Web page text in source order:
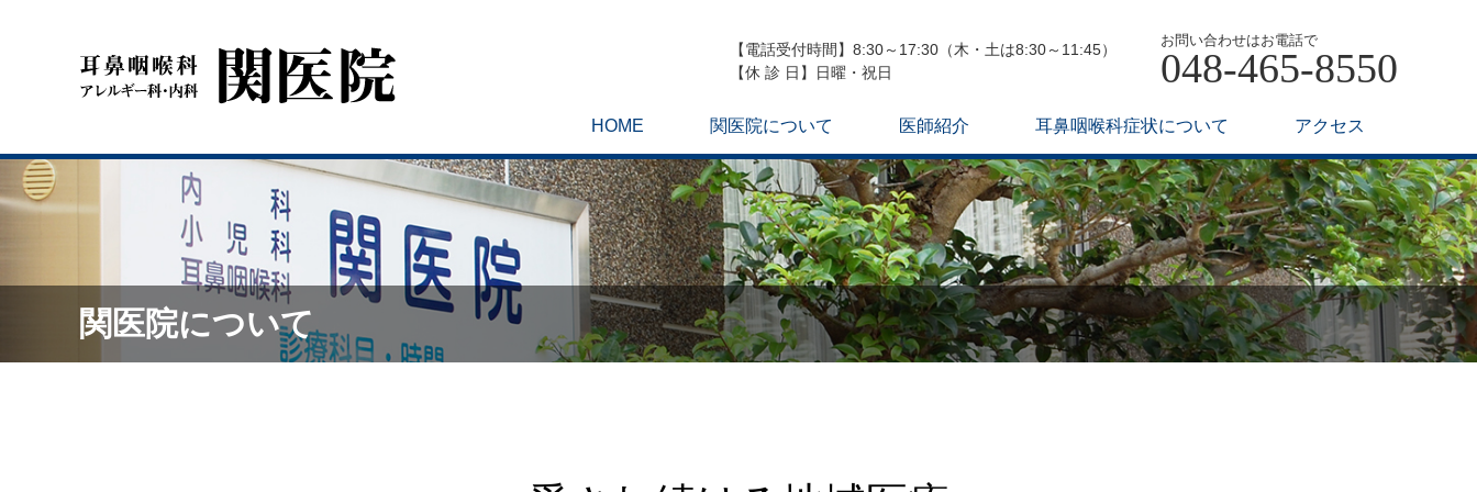
【電話受付時間】8:30～17:30（木・土は8:30～11:45）
【休 診 日】日曜・祝日
お問い合わせはお電話で
048-465-8550
HOME 関医院について 医師紹介 耳鼻咽喉科症状について アクセス
関医院について